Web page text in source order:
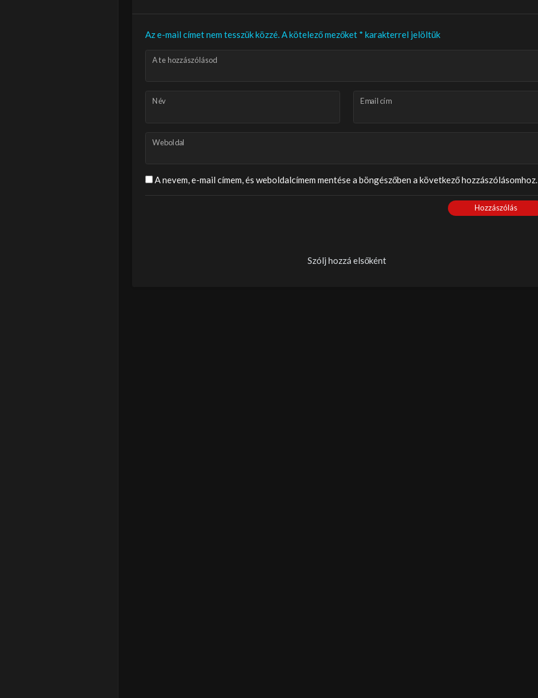
Az e-mail címet nem tesszük közzé. A kötelező mezőket * karakterrel jelöltük
A te hozzászólásod
Név Email cím
Weboldal
A nevem, e-mail címem, és weboldalcímem mentése a böngészőben a következő hozzászólásomhoz.
Hozzászólás
Szólj hozzá elsőként